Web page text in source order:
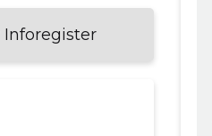
Inforegister